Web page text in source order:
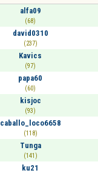
alfa09
(68)
david0310
(237)
Kavics
(97)
papa60
(60)
kisjoc
(93)
caballo_loco6658
(118)
Tunga
(141)
ku21